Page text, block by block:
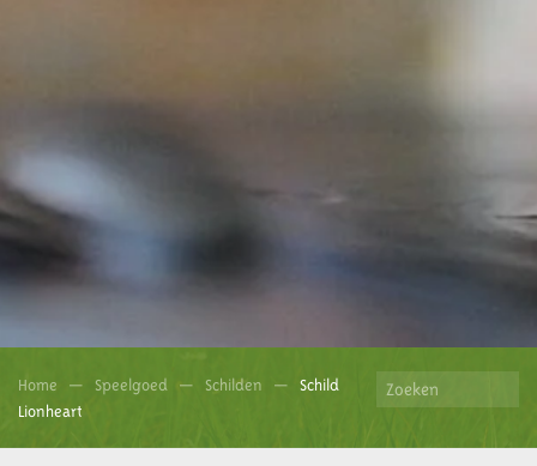
Home Speelgoed Schilden
Schild
Lionheart